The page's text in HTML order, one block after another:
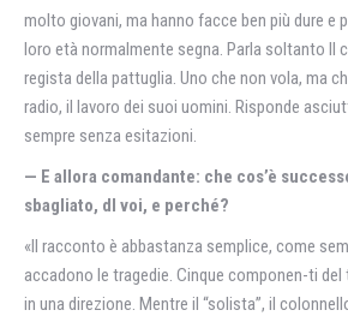
molto giovani, ma hanno facce ben più dure e
loro età normalmente segna. Parla soltanto ll
regista della pattuglia. Uno che non vola, ma
radio, il lavoro dei suoi uomini. Risponde
sempre senza esitazioni.
— E allora comandante: che cos’è
sbagliato, dl voi, e perché?
«Il racconto è abbastanza semplice, come
accadono le tragedie. Cinque componen-ti
in una direzione. Mentre il “solista”, il